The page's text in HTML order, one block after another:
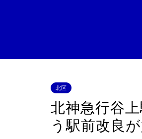
北区
北神急行谷
う駅前改良